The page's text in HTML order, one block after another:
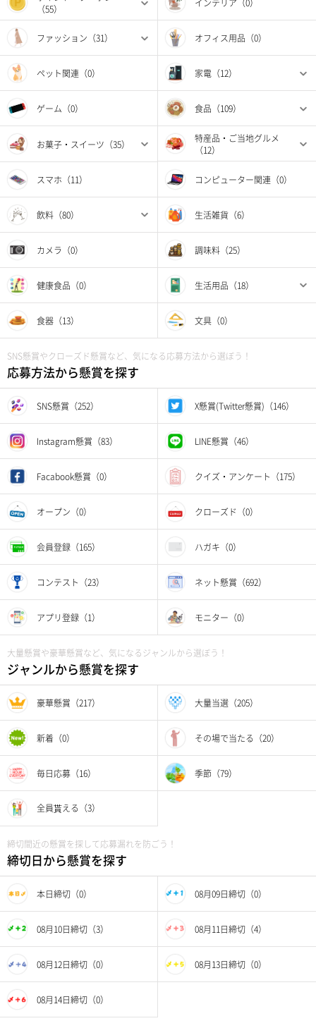
（55）
インテリア（0）
ファッション（31） オフィス用品（0）
ペット関連（0） 家電（12）
ゲーム（0） 食品（109）
お菓子・スイーツ（35）
特産品・ご当地グルメ
（12）
スマホ（11） コンピューター関連（0）
飲料（80） 生活雑貨（6）
カメラ（0） 調味料（25）
健康食品（0） 生活用品（18）
食器（13） 文具（0）
SNS懸賞やクローズド懸賞など、気になる応募方法から選ぼう！
応募方法から懸賞を探す
SNS懸賞（252） X懸賞(Twitter懸賞)（146）
Instagram懸賞（83） LINE懸賞（46）
Facabook懸賞（0） クイズ・アンケート（175）
オープン（0） クローズド（0）
会員登録（165） ハガキ（0）
コンテスト（23） ネット懸賞（692）
アプリ登録（1） モニター（0）
大量懸賞や豪華懸賞など、気になるジャンルから選ぼう！
ジャンルから懸賞を探す
豪華懸賞（217） 大量当選（205）
新着（0） その場で当たる（20）
毎日応募（16） 季節（79）
全員貰える（3）
締切間近の懸賞を探して応募漏れを防ごう！
締切日から懸賞を探す
本日締切（0） 08月09日締切（0）
08月10日締切（3） 08月11日締切（4）
08月12日締切（0） 08月13日締切（0）
08月14日締切（0）